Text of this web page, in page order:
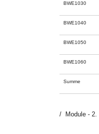
BWE1030
BWE1040
BWE1050
BWE1060
Summe
Module -